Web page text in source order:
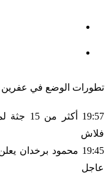
تطورات الوضع في عفرين
19:57
فلاش
19:45 محمود برخدان
عاجل